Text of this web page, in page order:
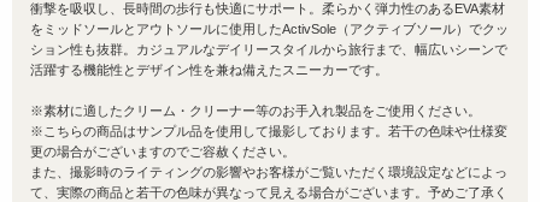
衝撃を吸収し、長時間の歩行も快適にサポート。柔らかく弾力性のあるEVA素材
をミッドソールとアウトソールに使用したActivSole（アクティブソール）でクッ
ション性も抜群。カジュアルなデイリースタイルから旅行まで、幅広いシーンで
活躍する機能性とデザイン性を兼ね備えたスニーカーです。
※素材に適したクリーム・クリーナー等のお手入れ製品をご使用ください。
※こちらの商品はサンプル品を使用して撮影しております。若干の色味や仕様変
更の場合がございますのでご容赦ください。
また、撮影時のライティングの影響やお客様がご覧いただく環境設定などによっ
て、実際の商品と若干の色味が異なって見える場合がございます。予めご了承く